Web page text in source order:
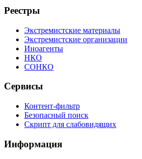
Реестры
Экстремистские материалы
Экстремистские организации
Иноагенты
НКО
СОНКО
Сервисы
Контент-фильтр
Безопасный поиск
Скрипт для слабовидящих
Информация